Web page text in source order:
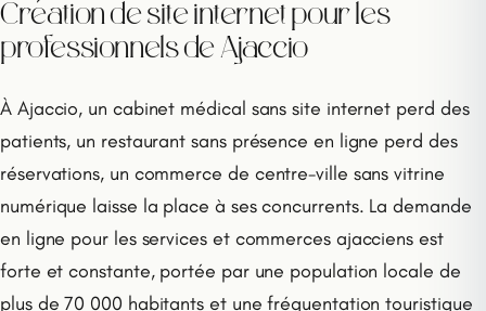
Création de site internet pour les
professionnels de Ajaccio
À Ajaccio, un cabinet médical sans site internet perd des
patients, un restaurant sans présence en ligne perd des
réservations, un commerce de centre-ville sans vitrine
numérique laisse la place à ses concurrents. La demande
en ligne pour les services et commerces ajacciens est
forte et constante, portée par une population locale de
plus de 70 000 habitants et une fréquentation touristique